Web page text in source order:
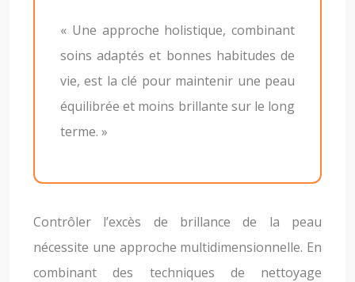
« Une approche holistique, combinant
soins adaptés et bonnes habitudes de
vie, est la clé pour maintenir une peau
équilibrée et moins brillante sur le long
terme. »
Contrôler l’excès de brillance de la peau
nécessite une approche multidimensionnelle. En
combinant des techniques de nettoyage